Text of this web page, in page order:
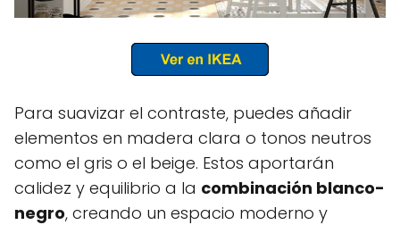
Para suavizar el contraste, puedes añadir
elementos en madera clara o tonos neutros
como el gris o el beige. Estos aportarán
calidez y equilibrio a la combinación blanco-
negro, creando un espacio moderno y